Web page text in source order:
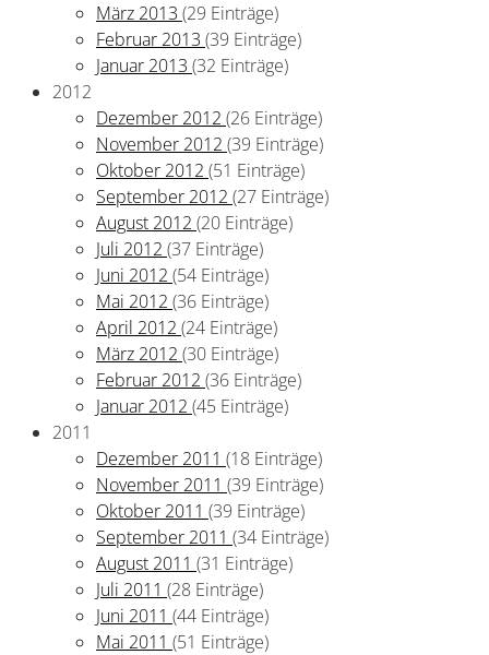
März 2013 (29 Einträge)
Februar 2013 (39 Einträge)
Januar 2013 (32 Einträge)
2012
Dezember 2012 (26 Einträge)
November 2012 (39 Einträge)
Oktober 2012 (51 Einträge)
September 2012 (27 Einträge)
August 2012 (20 Einträge)
Juli 2012 (37 Einträge)
Juni 2012 (54 Einträge)
Mai 2012 (36 Einträge)
April 2012 (24 Einträge)
März 2012 (30 Einträge)
Februar 2012 (36 Einträge)
Januar 2012 (45 Einträge)
2011
Dezember 2011 (18 Einträge)
November 2011 (39 Einträge)
Oktober 2011 (39 Einträge)
September 2011 (34 Einträge)
August 2011 (31 Einträge)
Juli 2011 (28 Einträge)
Juni 2011 (44 Einträge)
Mai 2011 (51 Einträge)